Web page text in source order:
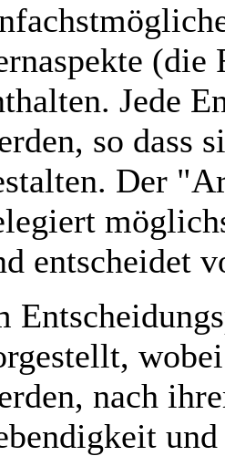
(die
Jede
so dass
Der
entscheidet
nach